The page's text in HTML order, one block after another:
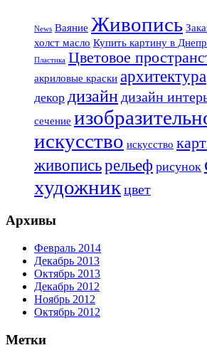
News Ваяние Живопись
холст масло Купить картину в
Пластика Цветовое
акриловые краски архитектура
декор дизайндизайн
сечение
искусство искусство
живописьрельеф рисунок
художникцвет
Архивы
Февраль 2014
Декабрь 2013
Октябрь 2013
Декабрь 2012
Ноябрь 2012
Октябрь 2012
Метки